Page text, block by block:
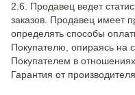
2.6. Продавец ведет
заказов. Продавец имеет
определять способы
Покупателю, опираясь на
Покупателем в
Гарантия от